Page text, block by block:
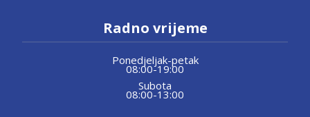
Radno vrijeme
Ponedjeljak-petak
08:00-19:00
Subota
08:00-13:00